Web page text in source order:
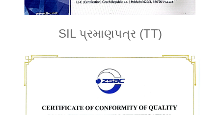
SIL પ્રમાણપત્ર (TT)